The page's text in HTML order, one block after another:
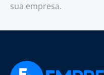
sua empresa.